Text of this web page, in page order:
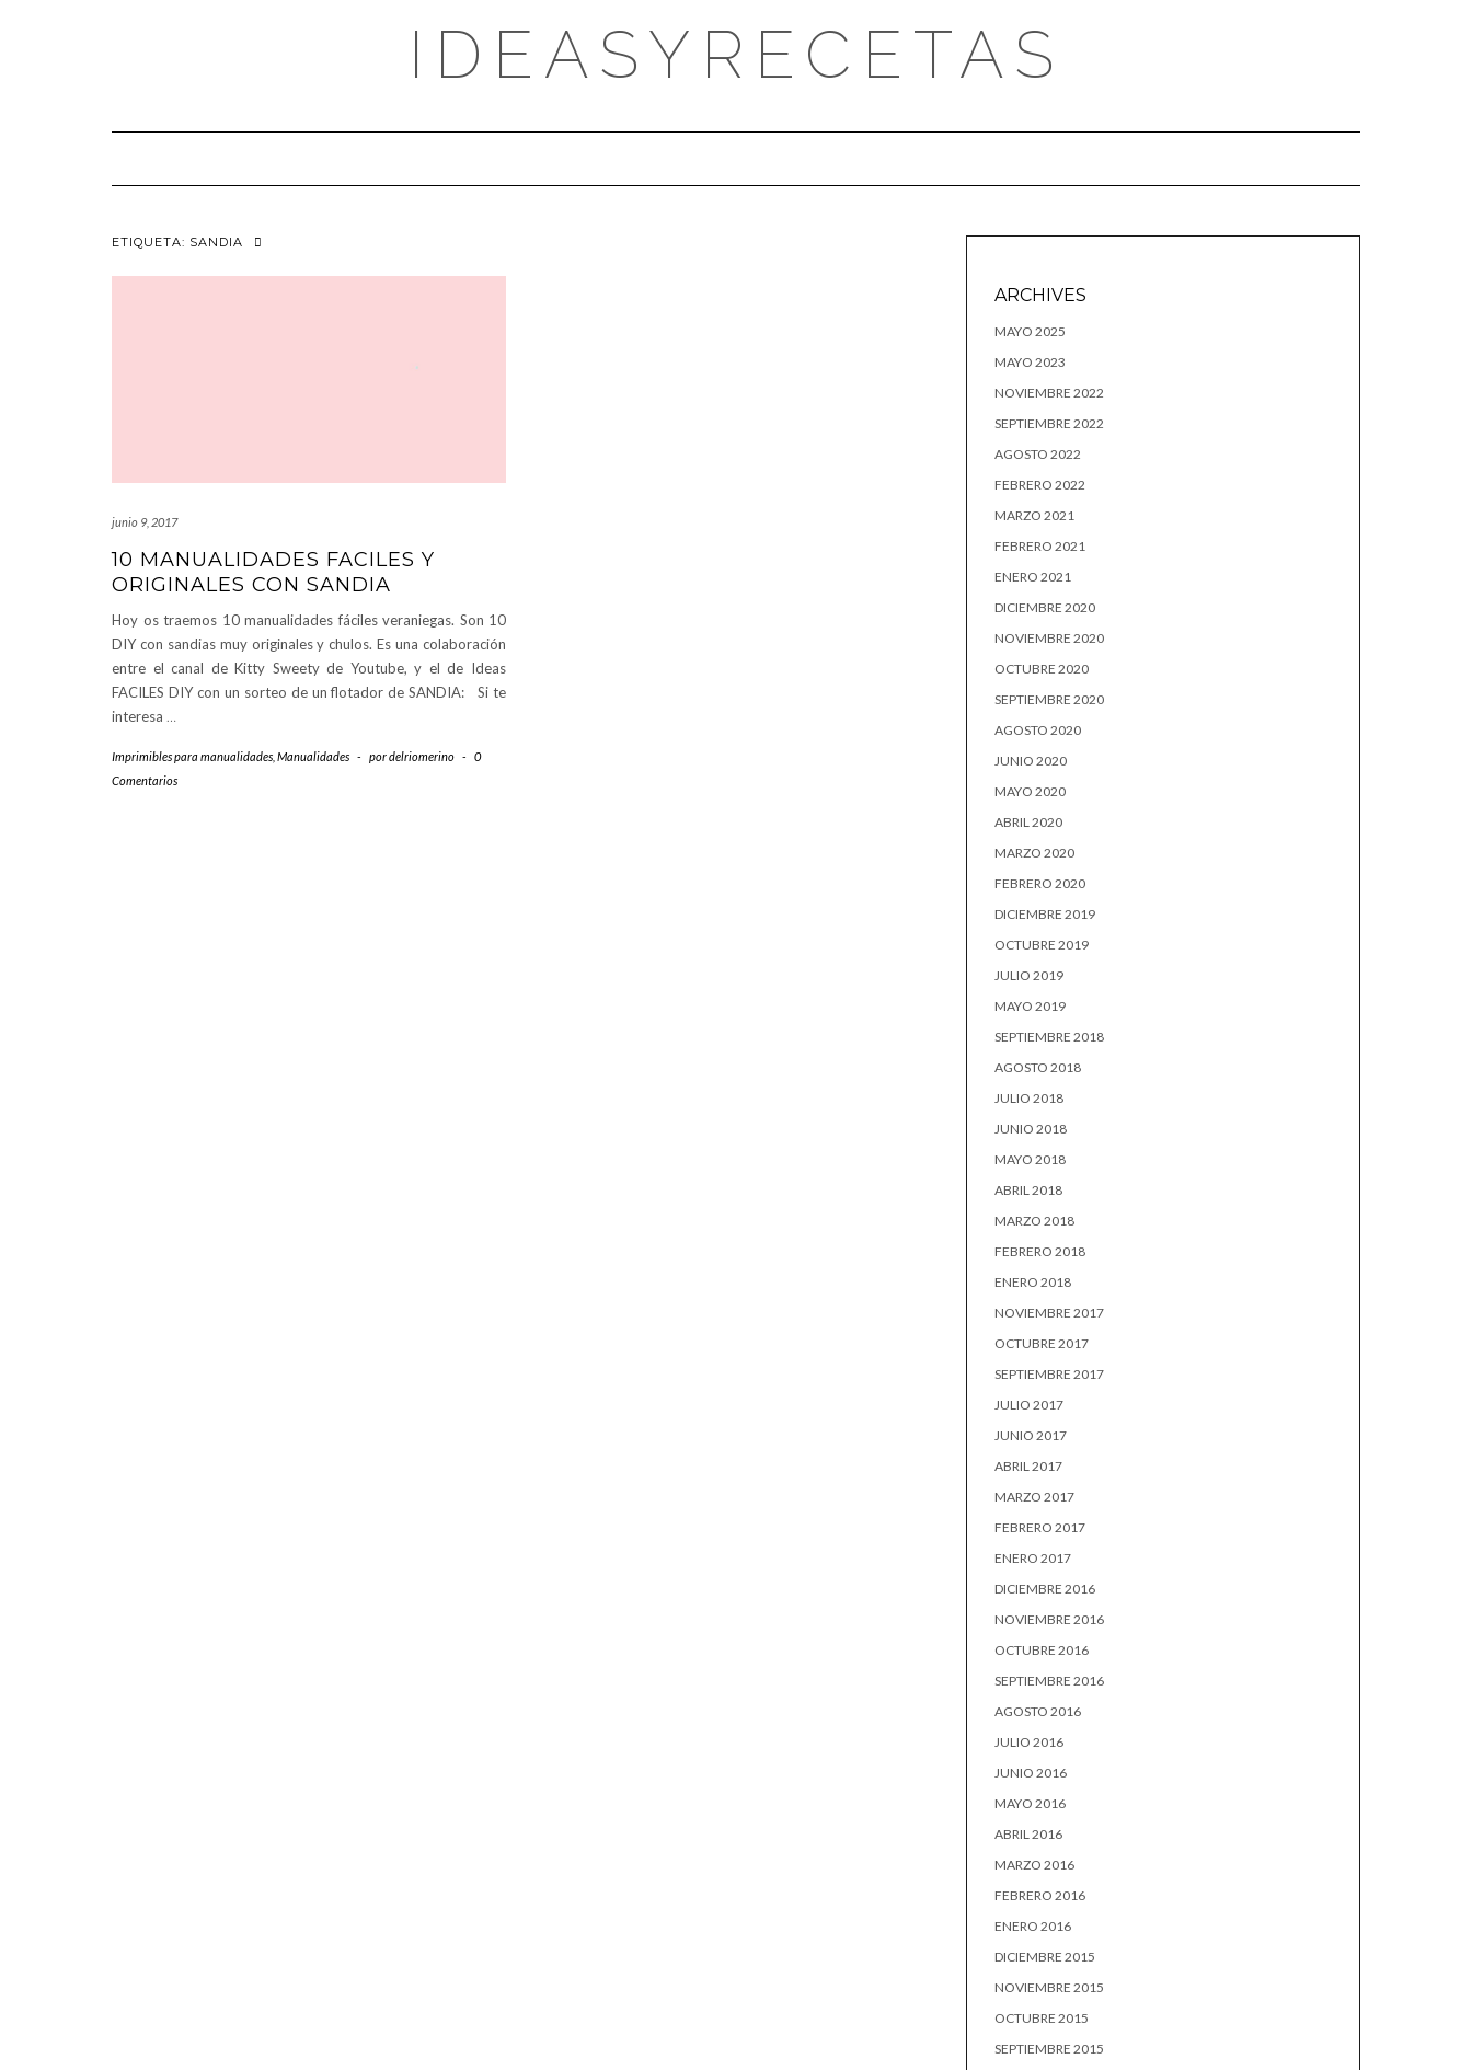
IDEASYRECETAS
ETIQUETA: SANDIA
junio 9, 2017
10 MANUALIDADES FACILES Y
ORIGINALES CON SANDIA
Hoy os traemos 10 manualidades fáciles veraniegas. Son 10
DIY con sandias muy originales y chulos. Es una colaboración
entre el canal de Kitty Sweety de Youtube, y el de Ideas
FACILES DIY con un sorteo de un flotador de SANDIA: Si te
interesa …
Imprimibles para manualidades Manualidades - pordelriomerino -
0
Comentarios
ARCHIVES
MAYO 2025
MAYO 2023
NOVIEMBRE 2022
SEPTIEMBRE 2022
AGOSTO 2022
FEBRERO 2022
MARZO 2021
FEBRERO 2021
ENERO 2021
DICIEMBRE 2020
NOVIEMBRE 2020
OCTUBRE 2020
SEPTIEMBRE 2020
AGOSTO 2020
JUNIO 2020
MAYO 2020
ABRIL 2020
MARZO 2020
FEBRERO 2020
DICIEMBRE 2019
OCTUBRE 2019
JULIO 2019
MAYO 2019
SEPTIEMBRE 2018
AGOSTO 2018
JULIO 2018
JUNIO 2018
MAYO 2018
ABRIL 2018
MARZO 2018
FEBRERO 2018
ENERO 2018
NOVIEMBRE 2017
OCTUBRE 2017
SEPTIEMBRE 2017
JULIO 2017
JUNIO 2017
ABRIL 2017
MARZO 2017
FEBRERO 2017
ENERO 2017
DICIEMBRE 2016
NOVIEMBRE 2016
OCTUBRE 2016
SEPTIEMBRE 2016
AGOSTO 2016
JULIO 2016
JUNIO 2016
MAYO 2016
ABRIL 2016
MARZO 2016
FEBRERO 2016
ENERO 2016
DICIEMBRE 2015
NOVIEMBRE 2015
OCTUBRE 2015
SEPTIEMBRE 2015